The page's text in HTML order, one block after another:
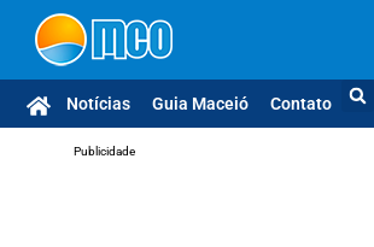
Notícias Guia Maceió Contato
Publicidade